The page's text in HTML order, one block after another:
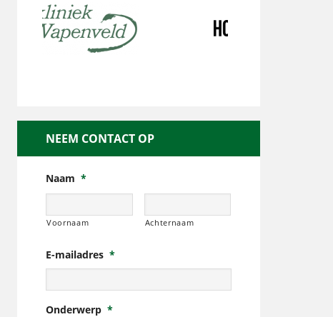
NEEM CONTACT OP
Naam *
Voornaam Achternaam
E-mailadres *
Onderwerp *